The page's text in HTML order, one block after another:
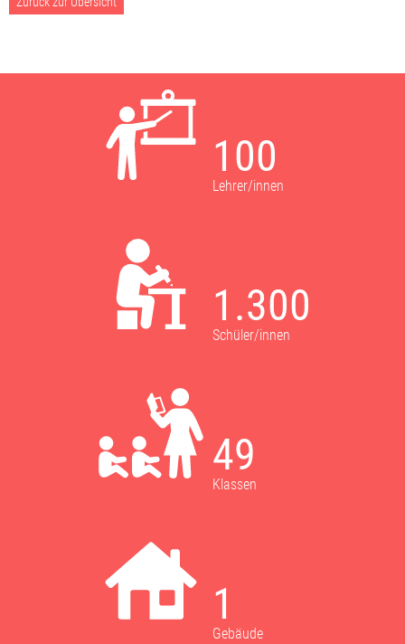
100
Lehrer/innen
1.300
Schüler/innen
49
Klassen
1
Gebäude